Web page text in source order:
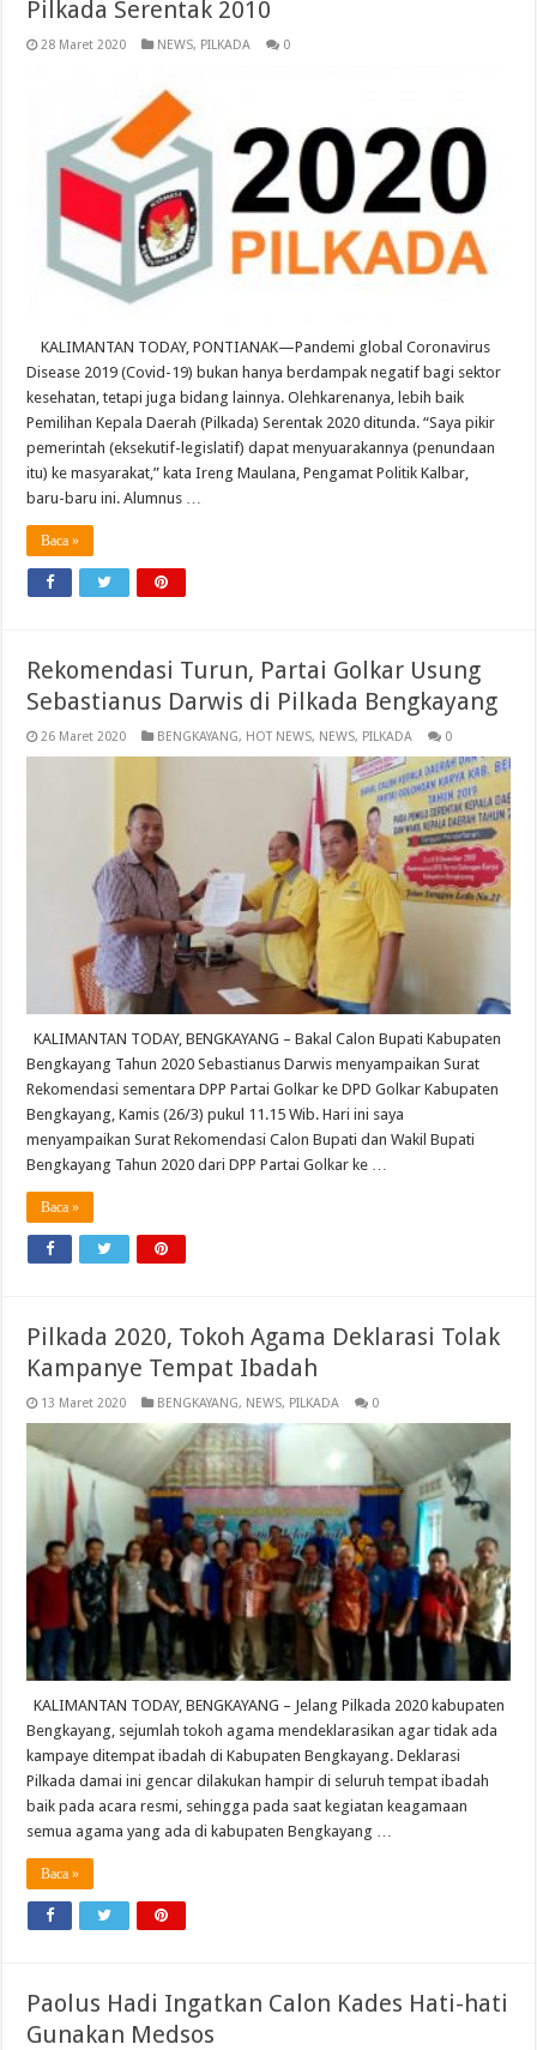
Pilkada Serentak 2010
28 Maret 2020 NEWS, PILKADA 0
KALIMANTAN TODAY, PONTIANAK—Pandemi global Coronavirus
Disease 2019 (Covid-19) bukan hanya berdampak negatif bagi sektor
kesehatan, tetapi juga bidang lainnya. Olehkarenanya, lebih baik
Pemilihan Kepala Daerah (Pilkada) Serentak 2020 ditunda. “Saya pikir
pemerintah (eksekutif-legislatif) dapat menyuarakannya (penundaan
itu) ke masyarakat,” kata Ireng Maulana, Pengamat Politik Kalbar,
baru-baru ini. Alumnus …
Baca »
Rekomendasi Turun, Partai Golkar Usung
Sebastianus Darwis di Pilkada Bengkayang
26 Maret 2020 BENGKAYANG, HOT NEWS, NEWS, PILKADA 0
KALIMANTAN TODAY, BENGKAYANG – Bakal Calon Bupati Kabupaten
Bengkayang Tahun 2020 Sebastianus Darwis menyampaikan Surat
Rekomendasi sementara DPP Partai Golkar ke DPD Golkar Kabupaten
Bengkayang, Kamis (26/3) pukul 11.15 Wib. Hari ini saya
menyampaikan Surat Rekomendasi Calon Bupati dan Wakil Bupati
Bengkayang Tahun 2020 dari DPP Partai Golkar ke …
Baca »
Pilkada 2020, Tokoh Agama Deklarasi Tolak
Kampanye Tempat Ibadah
13 Maret 2020 BENGKAYANG, NEWS, PILKADA 0
KALIMANTAN TODAY, BENGKAYANG – Jelang Pilkada 2020 kabupaten
Bengkayang, sejumlah tokoh agama mendeklarasikan agar tidak ada
kampaye ditempat ibadah di Kabupaten Bengkayang. Deklarasi
Pilkada damai ini gencar dilakukan hampir di seluruh tempat ibadah
baik pada acara resmi, sehingga pada saat kegiatan keagamaan
semua agama yang ada di kabupaten Bengkayang …
Baca »
Paolus Hadi Ingatkan Calon Kades Hati-hati
Gunakan Medsos